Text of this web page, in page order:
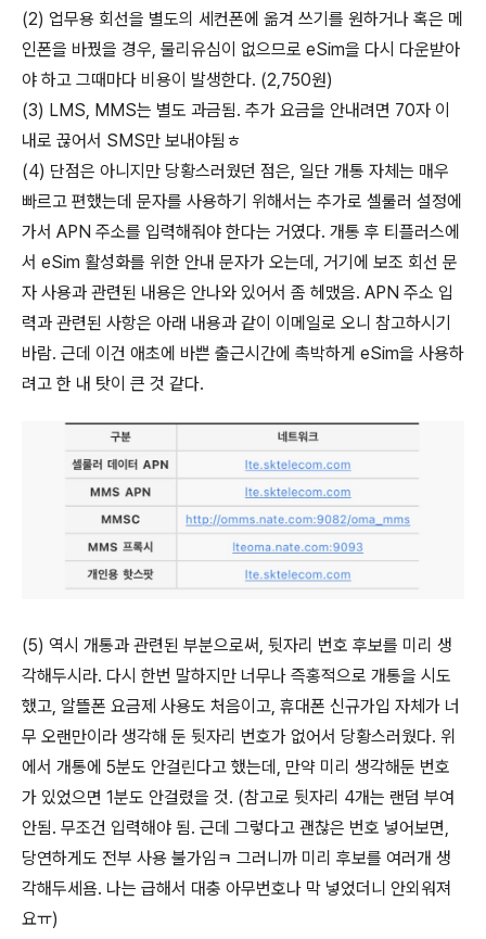
(2) 업무용 회선을 별도의 세컨폰에 옮겨 쓰기를 원하거나 혹은 메
인폰을 바꿨을 경우, 물리유심이 없으므로 eSim을 다시 다운받아
야 하고 그때마다 비용이 발생한다. (2,750원)
(3) LMS, MMS는 별도 과금됨. 추가 요금을 안내려면 70자 이
내로 끊어서 SMS만 보내야됨ㅎ
(4) 단점은 아니지만 당황스러웠던 점은, 일단 개통 자체는 매우
빠르고 편했는데 문자를 사용하기 위해서는 추가로 셀룰러 설정에
가서 APN 주소를 입력해줘야 한다는 거였다. 개통 후 티플러스에
서 eSim 활성화를 위한 안내 문자가 오는데, 거기에 보조 회선 문
자 사용과 관련된 내용은 안나와 있어서 좀 헤맸음. APN 주소 입
력과 관련된 사항은 아래 내용과 같이 이메일로 오니 참고하시기
바람. 근데 이건 애초에 바쁜 출근시간에 촉박하게 eSim을 사용하
려고 한 내 탓이 큰 것 같다.
(5) 역시 개통과 관련된 부분으로써, 뒷자리 번호 후보를 미리 생
각해두시라. 다시 한번 말하지만 너무나 즉홍적으로 개통을 시도
했고, 알뜰폰 요금제 사용도 처음이고, 휴대폰 신규가입 자체가 너
무 오랜만이라 생각해 둔 뒷자리 번호가 없어서 당황스러웠다. 위
에서 개통에 5분도 안걸린다고 했는데, 만약 미리 생각해둔 번호
가 있었으면 1분도 안걸렸을 것. (참고로 뒷자리 4개는 랜덤 부여
안됨. 무조건 입력해야 됨. 근데 그렇다고 괜찮은 번호 넣어보면,
당연하게도 전부 사용 불가임ㅋ 그러니까 미리 후보를 여러개 생
각해두세욤. 나는 급해서 대충 아무번호나 막 넣었더니 안외워져
요ㅠ)